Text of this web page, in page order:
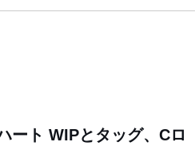
ート WIPとタッグ、Cロ